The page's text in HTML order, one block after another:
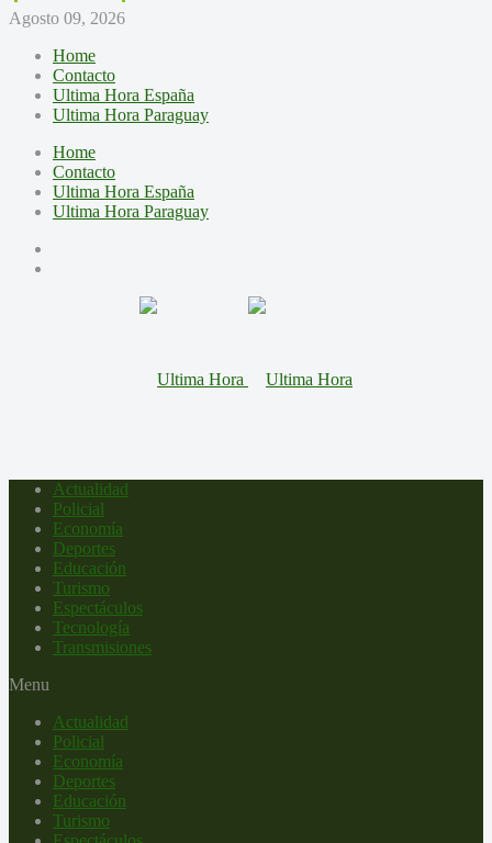
Agosto 09, 2026
Home
Contacto
Ultima Hora España
Ultima Hora Paraguay
Home
Contacto
Ultima Hora España
Ultima Hora Paraguay
Actualidad
Policial
Economía
Deportes
Educación
Turismo
Espectáculos
Tecnología
Transmisiones
Menu
Actualidad
Policial
Economía
Deportes
Educación
Turismo